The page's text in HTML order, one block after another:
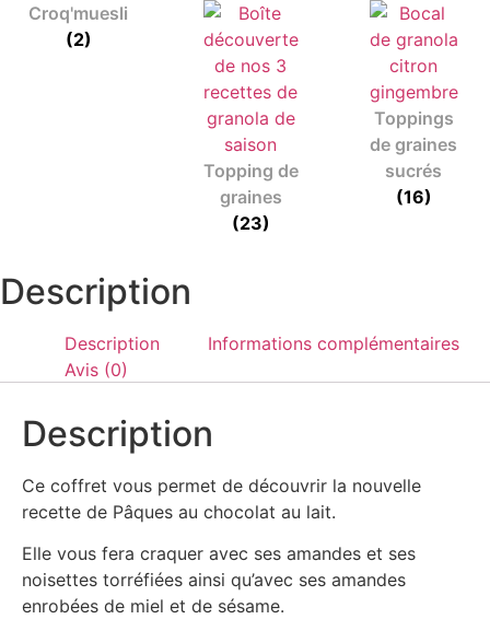
Croq'muesli
(2)
Topping de
graines
(23)
Toppings
de graines
sucrés
(16)
Description
Description
Informations complémentaires
Avis (0)
Description
Ce coffret vous permet de découvrir la nouvelle
recette de Pâques au chocolat au lait.
Elle vous fera craquer avec ses amandes et ses
noisettes torréfiées ainsi qu’avec ses amandes
enrobées de miel et de sésame.